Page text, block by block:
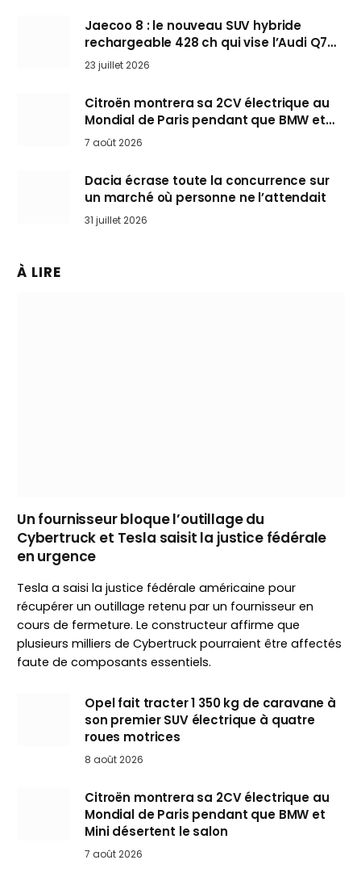
Jaecoo 8 : le nouveau SUV hybride
rechargeable 428 ch qui vise l’Audi Q7
arrive en Europe cet automne
23 juillet 2026
Citroën montrera sa 2CV électrique au
Mondial de Paris pendant que BMW et
Mini désertent le salon
7 août 2026
Dacia écrase toute la concurrence sur
un marché où personne ne l’attendait
31 juillet 2026
À LIRE
Un fournisseur bloque l’outillage du
Cybertruck et Tesla saisit la justice fédérale
en urgence
Tesla a saisi la justice fédérale américaine pour
récupérer un outillage retenu par un fournisseur en
cours de fermeture. Le constructeur affirme que
plusieurs milliers de Cybertruck pourraient être affectés
faute de composants essentiels.
Opel fait tracter 1 350 kg de caravane à
son premier SUV électrique à quatre
roues motrices
8 août 2026
Citroën montrera sa 2CV électrique au
Mondial de Paris pendant que BMW et
Mini désertent le salon
7 août 2026